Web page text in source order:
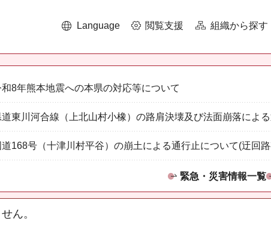
Language 閲覧支援 組織から探す
和8年熊本地震への本県の対応等について
道東川河合線（上北山村小橡）の路肩決壊及び法面崩落によ
道168号（十津川村平谷）の崩土による通行止について(迂回
緊急・災害情報一覧
ん。